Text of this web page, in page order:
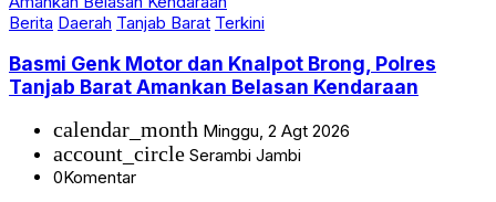
Berita Daerah Tanjab Barat Terkini
Basmi Genk Motor dan Knalpot Brong, Polres
Tanjab Barat Amankan Belasan Kendaraan
calendar_month Minggu, 2 Agt 2026
account_circle Serambi Jambi
0Komentar